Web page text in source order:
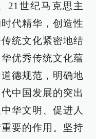
21世纪马克思主
代精华，创造性
统文化紧密地结
优秀传统文化蕴
德规范，明确地
中国发展的突出
华文明、促进人
要的作用。坚持